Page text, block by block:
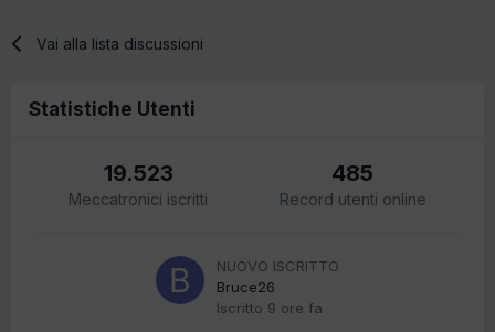
Vai alla lista discussioni
Statistiche Utenti
19.523
Meccatronici iscritti
485
Record utenti online
NUOVO ISCRITTO
Bruce26
Iscritto 9 ore fa